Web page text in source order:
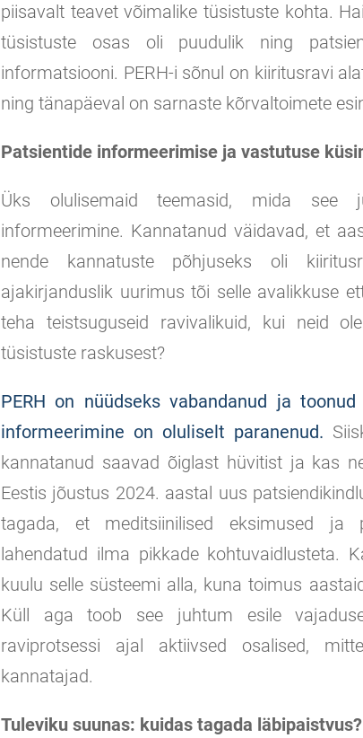
piisavalt teavet võimalike tüsistuste kohta.
tüsistuste osas oli puudulik ning
informatsiooni. PERH-i sõnul on kiiritusravi
ning tänapäeval on sarnaste kõrvaltoimete
Patsientide informeerimise ja vastutuse
Üks olulisemaid teemasid, mida see
informeerimine. Kannatanud väidavad, et
nende kannatuste põhjuseks oli
ajakirjanduslik uurimus tõi selle avalikkuse
teha teistsuguseid ravivalikuid, kui neid
tüsistuste raskusest?
PERH on nüüdseks vabandanud ja
informeerimine on oluliselt paranenud.
kannatanud saavad õiglast hüvitist ja kas
Eestis jõustus 2024. aastal uus
tagada, et meditsiinilised eksimused ja
lahendatud ilma pikkade kohtuvaidlusteta.
kuulu selle süsteemi alla, kuna toimus
Küll aga toob see juhtum esile
raviprotsessi ajal aktiivsed osalised,
kannatajad.
Tuleviku suunas: kuidas tagada läbipaistvus?